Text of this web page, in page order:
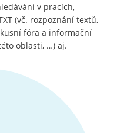
v pracích,
(vč. rozpoznání textů,
fóra a informační
oblasti, …) aj.